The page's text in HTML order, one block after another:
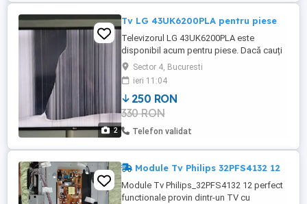
2
Tv LG 43UK6200PLA pentru piese
Televizorul LG 43UK6200PLA este
disponibil acum pentru piese. Dacă cauți
componente de schimb pentru televizorul
tău, acesta ar putea fi alegerea potrivită.
Contactează-ne pentru mai multe detalii.
Sector 4, Bucuresti
ieri 11:04
250 RON
330 RON
Telefon validat
Module Tv Philips 32PFS4132 12
Module Tv Philips_32PFS4132 12 perfect
functionale provin dintr-un TV cu